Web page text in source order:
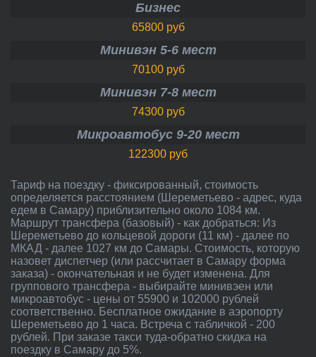
Бизнес
65800 руб
Минивэн 5-6 мест
70100 руб
Минивэн 7-8 мест
74300 руб
Микроавтобус 9-20 мест
122300 руб
Тариф на поездку - фиксированный, стоимость
определяется расстоянием (Шереметьево - адрес, куда
едем в Самару) приблизительно около 1084 км.
Маршрут трансфера (базовый) - как добраться: Из
Шереметьево до кольцевой дороги (11 км) - далее по
МКАД - далее 1027 км до Самары. Стоимость, которую
назовет диспетчер (или рассчитает в Самару форма
заказа) - окончательная и не будет изменена. Для
группового трансфера - выбирайте минивэен или
микроавтобус - цены от 55900 и 102000 рублей
соответственно. Бесплатное ожидание в аэропорту
Шереметьево до 1 часа. Встреча с табличкой - 200
рублей. При заказе такси туда-обратно скидка на
поездку в Самару до 5%.